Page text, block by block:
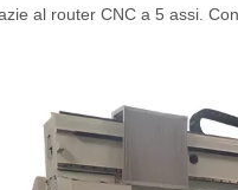
al router CNC a 5 assi.